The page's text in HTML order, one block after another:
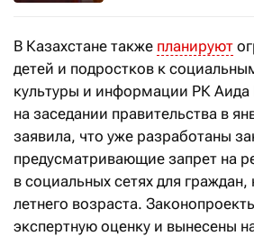
В Казахстане также планируют
детей и подростков к
культуры и информации РК Аида
на заседании правительства в
заявила, что уже разработаны
предусматривающие запрет на
в социальных сетях для
летнего возраста.
экспертную оценку и вынесены